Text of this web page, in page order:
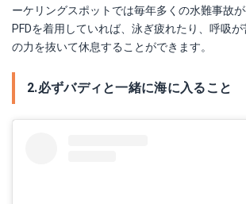
楽天
ーケリングスポットでは毎年多くの水難事故が
PFDを着用していれば、泳ぎ疲れたり、呼吸
の力を抜いて休息することができます。
2.必ずバディと一緒に海に入ること